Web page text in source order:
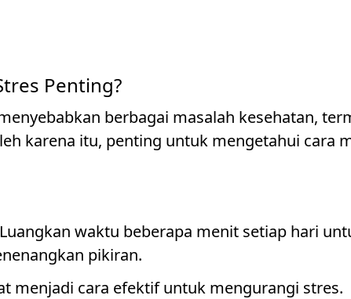
Penting?
berbagai masalah kesehatan,
karena itu, penting untuk mengetahui cara
waktu beberapa menit setiap hari
pikiran.
menjadi cara efektif untuk mengurangi stres.